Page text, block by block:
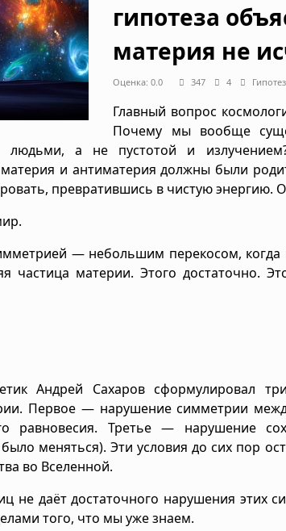
гипотеза
материя не
Оценка: 0.0 347 4
Главный вопрос
Почему мы вообще
людьми, а не пустотой и
и антиматерия должны были
превратившись в чистую энергию.
— небольшим перекосом,
частица материи. Этого достаточно.
Андрей Сахаров сформулировал
Первое — нарушение симметрии
равновесия. Третье — нарушение
меняться). Эти условия до сих пор
во Вселенной.
не даёт достаточного нарушения этих
того, что мы уже знаем.